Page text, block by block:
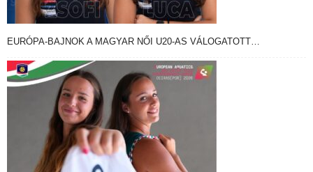
EURÓPA-BAJNOK A MAGYAR NŐI U20-AS VÁLOGATOTT…